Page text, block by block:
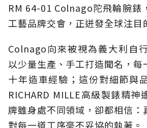
RM 64-01 Colnago陀飛輪腕錶
工藝品牌交會，正迸發全球注目
Colnago向來被視為義大利自
以少量生產、手工打造聞名，每
十年造車經驗；這份對細節與
RICHARD MILLE高級製錶精神
牌雖身處不同領域，卻都相信：
對每一道工序毫不妥協的執著。